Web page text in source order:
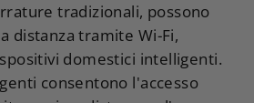
tradizionali, possono
distanza tramite Wi-Fi,
domestici intelligenti.
consentono l'accesso